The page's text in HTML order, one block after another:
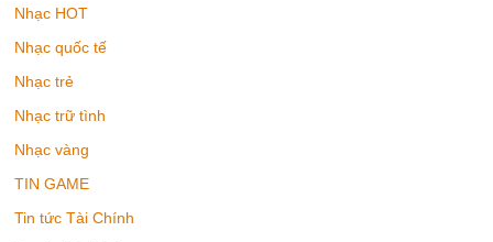
Nhạc HOT
Nhạc quốc tế
Nhạc trẻ
Nhạc trữ tình
Nhạc vàng
TIN GAME
Tin tức Tài Chính